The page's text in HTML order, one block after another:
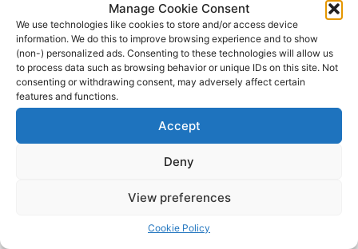
Manage Cookie Consent
We use technologies like cookies to store and/or access device
information. We do this to improve browsing experience and to show
(non-) personalized ads. Consenting to these technologies will allow us
to process data such as browsing behavior or unique IDs on this site. Not
consenting or withdrawing consent, may adversely affect certain
features and functions.
Accept
Deny
View preferences
Cookie Policy
Alla heta bilder från lagets fystester
Källa :nsd.se- 2026-08-03 22:46:16
Andreassons stora ångest: Tre
minuter av plåga
"Det är alltid lika jäkligt, en ren plåga varenda